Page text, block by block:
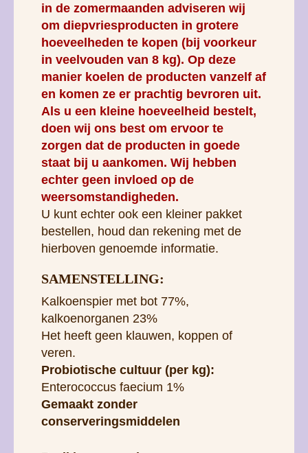
in de zomermaanden adviseren wij
om diepvriesproducten in grotere
hoeveelheden te kopen (bij voorkeur
in veelvouden van 8 kg). Op deze
manier koelen de producten vanzelf af
en komen ze er prachtig bevroren uit.
Als u een kleine hoeveelheid bestelt,
doen wij ons best om ervoor te
zorgen dat de producten in goede
staat bij u aankomen. Wij hebben
echter geen invloed op de
weersomstandigheden.
U kunt echter ook een kleiner pakket
bestellen, houd dan rekening met de
hierboven genoemde informatie.
SAMENSTELLING:
Kalkoenspier met bot 77%,
kalkoenorganen 23%
Het heeft geen klauwen, koppen of
veren.
Probiotische cultuur (per kg):
Enterococcus faecium 1%
Gemaakt zonder
conserveringsmiddelen